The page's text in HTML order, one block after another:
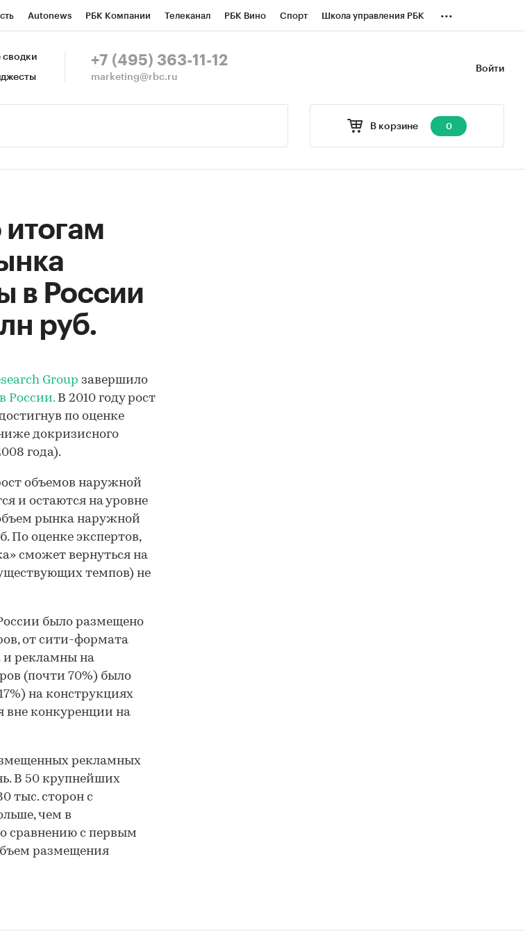
Autonews РБК Компании Телеканал РБК Вино Спорт Школа управления РБК
Конференции СПб Спецпроекты
...
Войти
сводки +7 (495) 363-11-12
marketing@rbc.ru
В корзине 0
в России
руб.
Group завершило
России.В 2010 году рост
по оценке
докризисного
года).
объемов наружной
и остаются на уровне
рынка наружной
По оценке экспертов,
сможет вернуться на
темпов) не
было размещено
от сити-формата
и рекламны на
(почти 70%) было
на конструкциях
вне конкуренции на
рекламных
В 50 крупнейших
тыс. сторон с
чем в
сравнению с первым
размещения